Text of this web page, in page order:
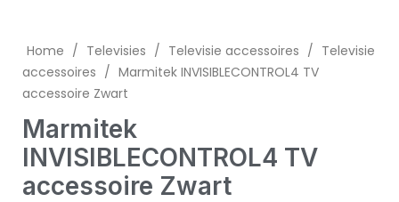
Home / Televisies / Televisie accessoires / Televisie
accessoires / Marmitek INVISIBLECONTROL4 TV
accessoire Zwart
Marmitek
INVISIBLECONTROL4 TV
accessoire Zwart